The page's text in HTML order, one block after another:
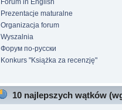
Prezentacje maturalne
Organizacja forum
Wyszalnia
Форум по-русски
Konkurs "Książka za recenzję"
10 najlepszych wątków